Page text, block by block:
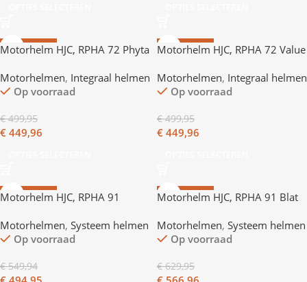
AANBIEDING
Motorhelm HJC, RPHA 72 Phyta
Motorhelmen, Integraal helmen
Op voorraad
€499,95
€ 449,96
AANBIEDING
Motorhelm HJC, RPHA 72 Value
Motorhelmen, Integraal helmen
Op voorraad
€499,95
€ 449,96
AANBIEDING
Motorhelm HJC, RPHA 91
Motorhelmen, Systeem helmen
Op voorraad
€549,94
AANBIEDING
Motorhelm HJC, RPHA 91 Blat
Motorhelmen, Systeem helmen
Op voorraad
€629,95